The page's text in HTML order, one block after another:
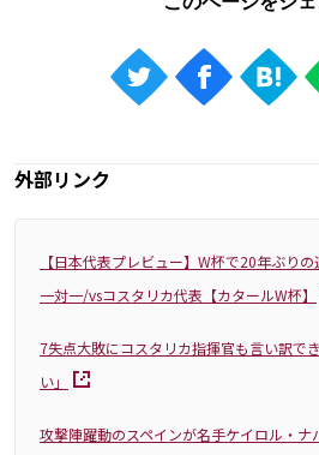
外部リンク
【日本代表プレビュー】W杯で20年ぶり
一対一/vsコスタリカ代表【カタールW杯】
7失点大敗にコスタリカ指揮官も言い訳で
い」
攻撃陣躍動のスペインが名手ケイロル・